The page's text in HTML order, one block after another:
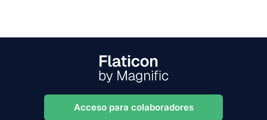
Acceso para colaboradores